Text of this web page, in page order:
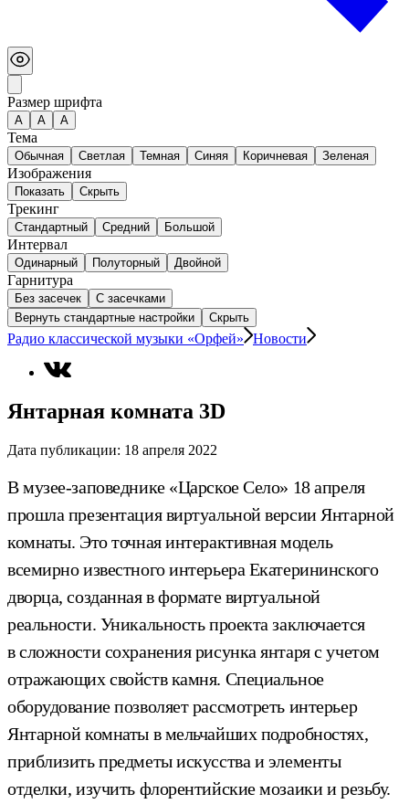
Размер шрифта
А A A
Тема
Обычная Светлая Темная Синяя Коричневая Зеленая
Изображения
Показать Скрыть
Трекинг
Стандартный Средний Большой
Интервал
Одинарный Полуторный Двойной
Гарнитура
Без засечек
С засечками
Вернуть стандартные настройки
Скрыть
Радио классической музыки «Орфей» Новости
Янтарная комната 3D
Дата публикации: 18 апреля 2022
В музее-заповеднике «Царское Село» 18 апреля
прошла презентация виртуальной версии Янтарной
комнаты. Это точная интерактивная модель
всемирно известного интерьера Екатерининского
дворца, созданная в формате виртуальной
реальности. Уникальность проекта заключается
в сложности сохранения рисунка янтаря с учетом
отражающих свойств камня. Специальное
оборудование позволяет рассмотреть интерьер
Янтарной комнаты в мельчайших подробностях,
приблизить предметы искусства и элементы
отделки, изучить флорентийские мозаики и резьбу.